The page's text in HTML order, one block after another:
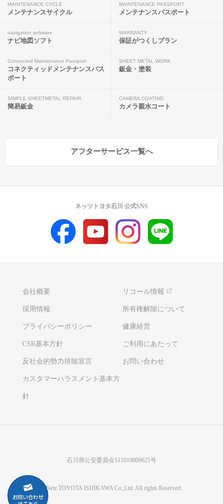
MAINTENANCE CYCLE
メンテナンスサイクル
MAINTENANCE PASSPORT
メンテナンスパスポート
navigation software
ナビ地図ソフト
WARRANTY
保証がつくしプラン
Connected Maintenance Passport
コネクティッドメンテナンスパス
ポート
SHEET METAL WORK
鈑金・塗装
SIMPLE SHEETMETAL REPAIR
簡易鈑金
CAMERA COATING
カメラ親水コート
アフターサービス一覧へ
会社概要 リコール情報
採用情報 所有権解除について
プライバシーポリシー 健康経営
CSR基本方針 ご利用にあたって
反社会的勢力排除宣言 お問い合わせ
カスタマーハラスメント基本方
針
ネッツトヨタ石川 公式SNS
石川県公安委員会511010009625号
©Netz TOYOTA ISHIKAWA Co.,Ltd. All rights Reserved.